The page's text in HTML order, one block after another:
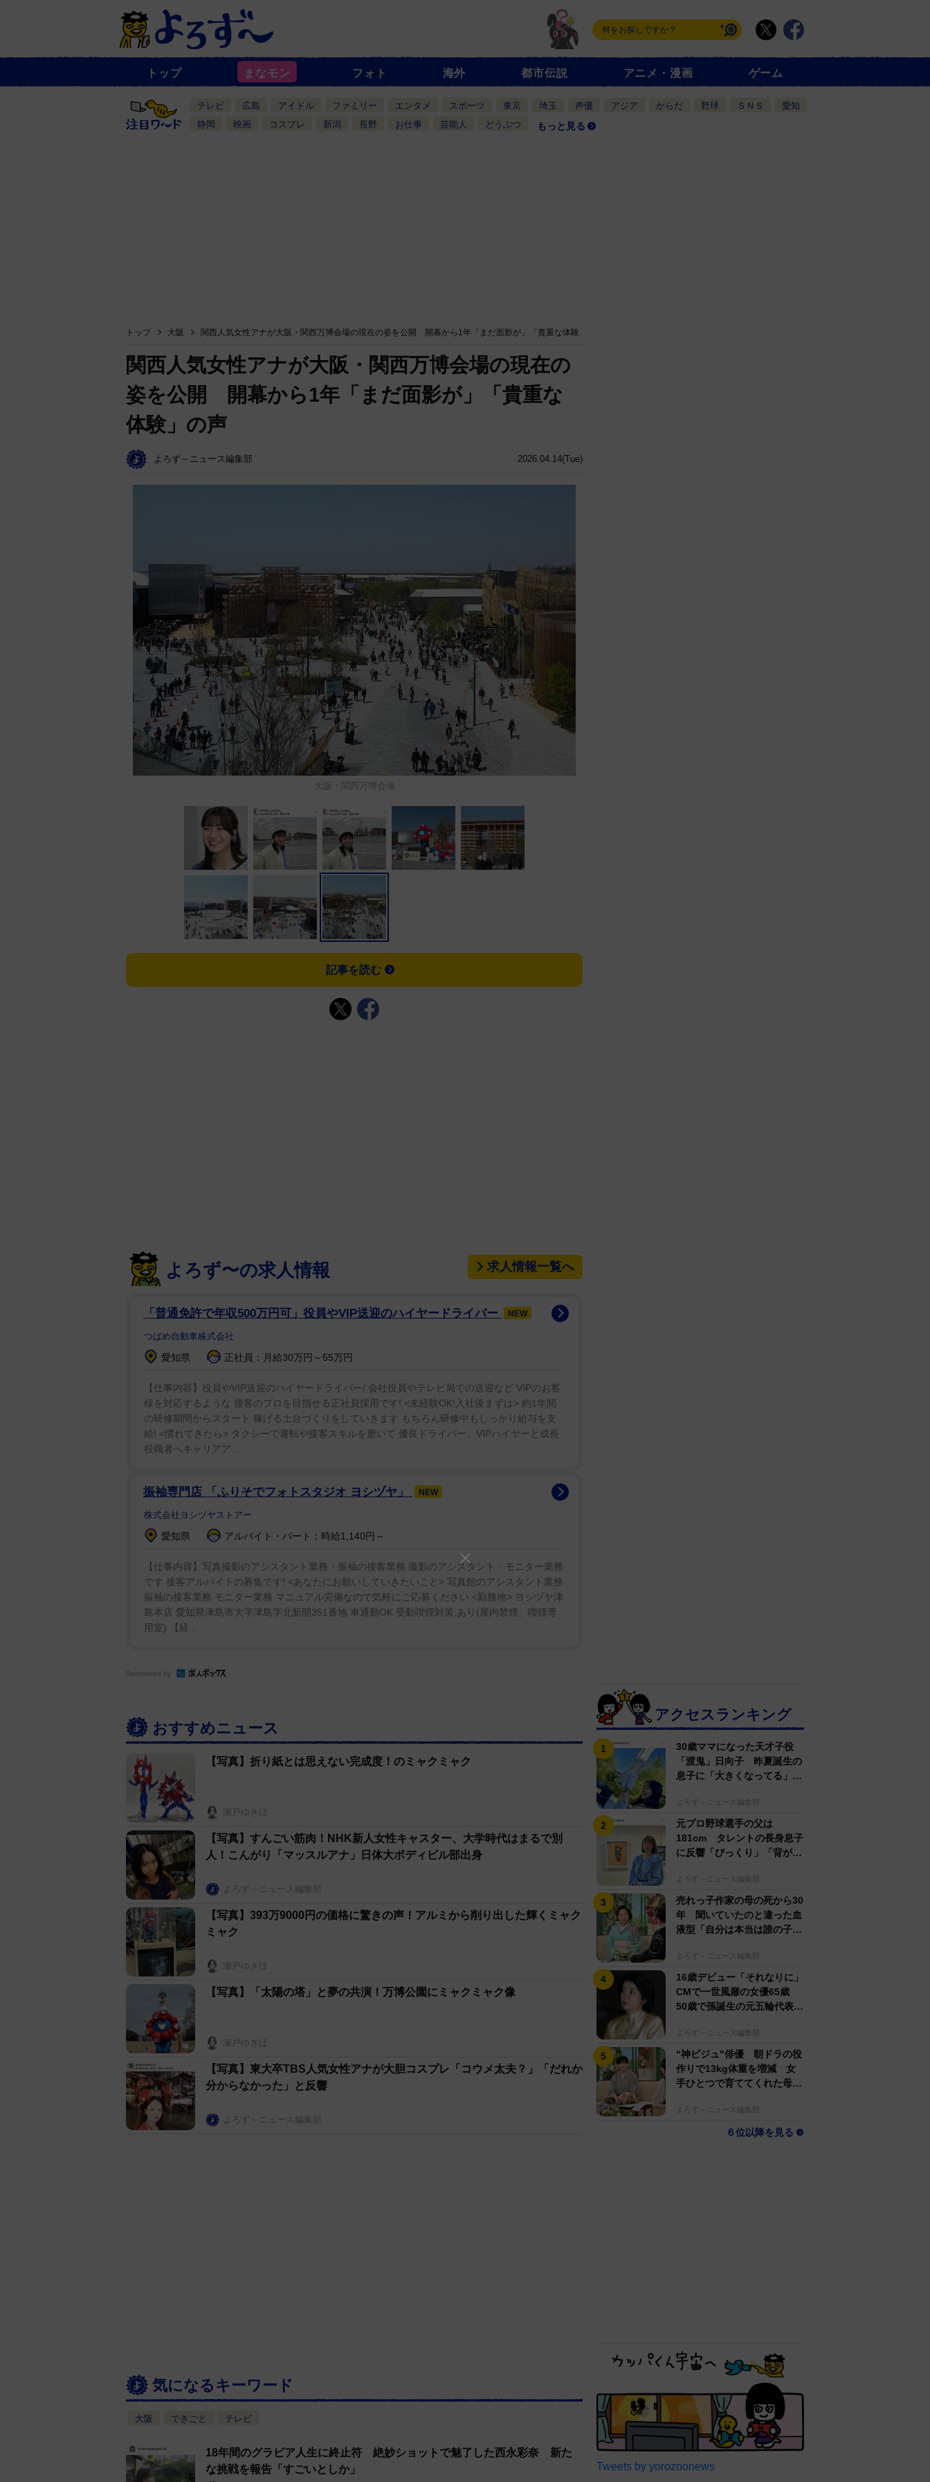
ュ
一
覧
トップ まなモン フォト 海外 都市伝説 アニメ・漫画 ゲーム
テレビ 広島 アイドル ファミリー エンタメ スポーツ 東京 埼玉 声優 アジア からだ 野球 ＳＮＳ
愛知
静岡
映画 コスプレ 新潟 長野 お仕事 芸能人 どうぶつ もっと見る
トップ 大阪 関西人気女性アナが大阪・関西万博会場の現在の姿を公開 開幕から1年「まだ面影が」「貴重な体験
2026.04.14(Tue)
関西人気女性アナが大阪・関西万博会場の現在の
姿を公開 開幕から1年「まだ面影が」「貴重な
体験」の声
よろず～ニュース編集部
大阪・関西万博会場
記事を読む
よろず〜の求人情報 求人情報一覧へ
「普通免許で年収500万円可」役員やVIP送迎のハイヤードライバー NEW
つばめ自動車株式会社
愛知県 正社員：月給30万円～55万円
【仕事内容】役員やVIP送迎のハイヤードライバー/ 会社役員やテレビ局での送迎など VIPのお客
様を対応するような 接客のプロを目指せる正社員採用です! <未経験OK!入社後まずは> 約1年間
の研修期間からスタート 稼げる土台づくりをしていきます もちろん研修中もしっかり給与を支
給! <慣れてきたら> タクシーで運転や接客スキルを磨いて 優良ドライバー、VIPハイヤーと成長
役職者へキャリアア...
振袖専門店 「ふりそでフォトスタジオ ヨシヅヤ」 NEW
株式会社ヨシヅヤストアー
愛知県 アルバイト・パート：時給1,140円～
【仕事内容】写真撮影のアシスタント業務・振袖の接客業務 撮影のアシスタント・モニター業務
です 接客アルバイトの募集です! <あなたにお願いしていきたいこと> 写真館のアシスタント業務
振袖の接客業務 モニター業務 マニュアル完備なので気軽にご応募ください <勤務地> ヨシヅヤ津
島本店 愛知県津島市大字津島字北新開351番地 車通勤OK 受動喫煙対策:あり(屋内禁煙、喫煙専
用室) 【経...
Sponsored by
おすすめニュース
【写真】折り紙とは思えない完成度！のミャクミャク
瀬戸ゆきほ
【写真】すんごい筋肉！NHK新人女性キャスター、大学時代はまるで別
人！こんがり「マッスルアナ」日体大ボディビル部出身
よろず～ニュース編集部
【写真】393万9000円の価格に驚きの声！アルミから削り出した輝くミャク
ミャク
瀬戸ゆきほ
【写真】「太陽の塔」と夢の共演！万博公園にミャクミャク像
瀬戸ゆきほ
【写真】東大卒TBS人気女性アナが大胆コスプレ「コウメ太夫？」「だれか
分からなかった」と反響
よろず～ニュース編集部
気になるキーワード
大阪 できごと テレビ
18年間のグラビア人生に終止符 絶妙ショットで魅了した西永彩奈 新た
な挑戦を報告「すごいとしか」
アクセスランキング
30歳ママになった天才子役
「渡鬼」日向子 昨夏誕生の
息子に「大きくなってる」愛
よろず～ニュース編集部
元プロ野球選手の父は
181cm タレントの長身息子
に反響「びっくり」「背が高
よろず～ニュース編集部
売れっ子作家の母の死から30
年 聞いていたのと違った血
液型「自分は本当は誰の子
よろず～ニュース編集部
16歳デビュー「それなりに」
CMで一世風靡の女優65歳
50歳で孫誕生の元五輪代表と
よろず～ニュース編集部
“神ビジュ"俳優 朝ドラの役
作りで13kg体重を増減 女
手ひとつで育ててくれた母へ
よろず～ニュース編集部
６位以降を見る
Tweets by yorozoonews